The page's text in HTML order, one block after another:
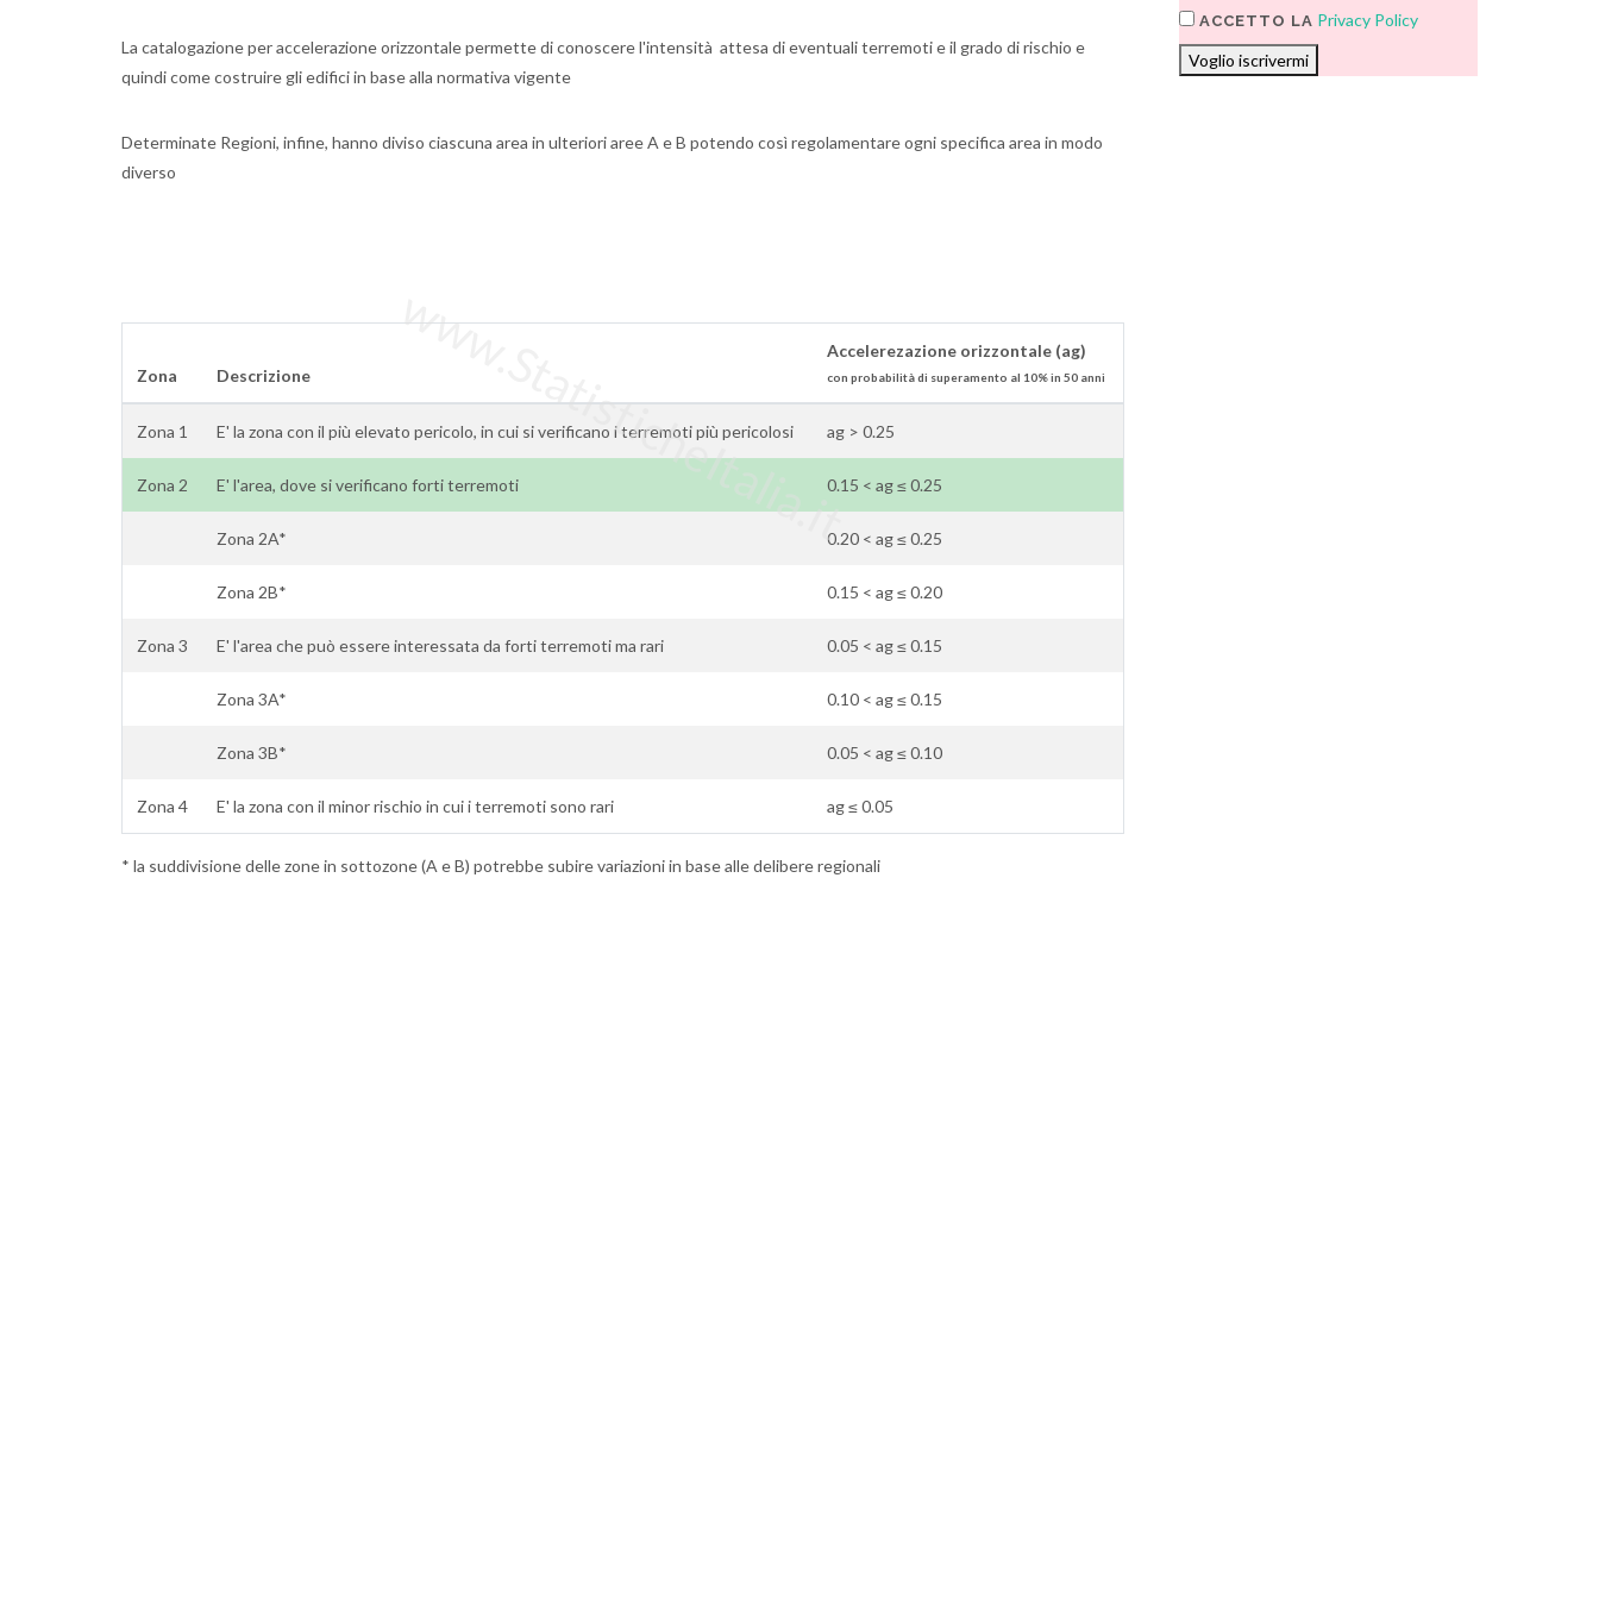
La catalogazione per accelerazione orizzontale permette di conoscere l'intensità attesa di eventuali terremoti e il grado di rischio e
quindi come costruire gli edifici in base alla normativa vigente
Determinate Regioni, infine, hanno diviso ciascuna area in ulteriori aree A e B potendo così regolamentare ogni specifica area in modo
diverso
Zona Descrizione
Accelerezazione orizzontale (ag)
con probabilità di superamento al 10% in 50 anni
Zona 1 E' la zona con il più elevato pericolo, in cui si verificano i terremoti più pericolosi ag > 0.25
Zona 2 E' l'area, dove si verificano forti terremoti 0.15 < ag ≤ 0.25
Zona 2A* 0.20 < ag ≤ 0.25
Zona 2B* 0.15 < ag ≤ 0.20
Zona 3 E' l'area che può essere interessata da forti terremoti ma rari 0.05 < ag ≤ 0.15
Zona 3A* 0.10 < ag ≤ 0.15
Zona 3B* 0.05 < ag ≤ 0.10
Zona 4 E' la zona con il minor rischio in cui i terremoti sono rari ag ≤ 0.05
www.StatisticheItalia.it
* la suddivisione delle zone in sottozone (A e B) potrebbe subire variazioni in base alle delibere regionali
ACCETTO LA Privacy Policy
Voglio iscrivermi